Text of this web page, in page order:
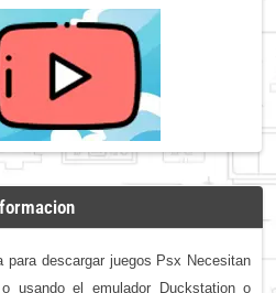
para descargar juegos Psx Necesitan
usando el emulador Duckstation o